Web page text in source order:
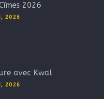
2026
2026
avec Kwal
2026